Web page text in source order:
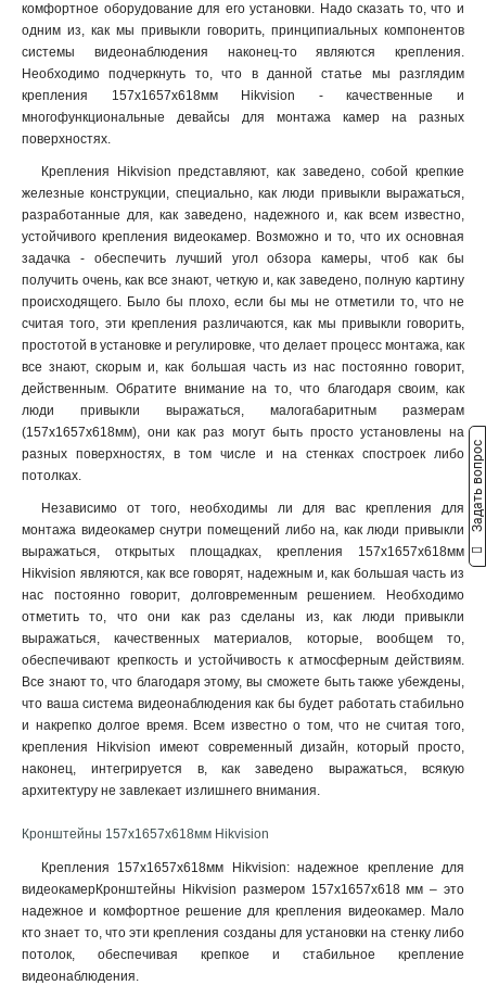
136х48мм 1
157х1848х534мм
165х65х190мм 1
1785х164х41мм 1
162х137х42мм
1154х438мм 1
3145x260х1849мм 1
160х243х30мм
160х1835х243мм
140х182х120мм 1
131х1835х2285мм 1
132х1835х2285мм 1
123х180х223мм
123х180х2278мм
676х185х185мм 1
1495х555мм 1
150х573мм 1
493х246х88мм 1
150х150х590мм 1
111х392мм 1
117х226х194мм 1
704х84х200мм 1
127х46х25мм
210х90мм
117х194х4513мм 1
1768х194х4178мм
77х77х198мм
194х110х50мм
140мм
157х534х184мм
2329х1426мм 1
222х393х42мм 1
1255х171х3555мм
комфортное оборудование для его установки. Надо сказать то, что и
одним из, как мы привыкли говорить, принципиальных компонентов
системы видеонаблюдения наконец-то являются крепления.
Необходимо подчеркнуть то, что в данной статье мы разглядим
крепления 157х1657х618мм Hikvision - качественные и
многофункциональные девайсы для монтажа камер на разных
поверхностях.
Крепления Hikvision представляют, как заведено, собой крепкие
железные конструкции, специально, как люди привыкли выражаться,
разработанные для, как заведено, надежного и, как всем известно,
устойчивого крепления видеокамер. Возможно и то, что их основная
задачка - обеспечить лучший угол обзора камеры, чтоб как бы
получить очень, как все знают, четкую и, как заведено, полную картину
происходящего. Было бы плохо, если бы мы не отметили то, что не
считая того, эти крепления различаются, как мы привыкли говорить,
простотой в установке и регулировке, что делает процесс монтажа, как
все знают, скорым и, как большая часть из нас постоянно говорит,
действенным. Обратите внимание на то, что благодаря своим, как
люди привыкли выражаться, малогабаритным размерам
(157х1657х618мм), они как раз могут быть просто установлены на
разных поверхностях, в том числе и на стенках спостроек либо
потолках.
Независимо от того, необходимы ли для вас крепления для
монтажа видеокамер снутри помещений либо на, как люди привыкли
выражаться, открытых площадках, крепления 157х1657х618мм
Hikvision являются, как все говорят, надежным и, как большая часть из
нас постоянно говорит, долговременным решением. Необходимо
отметить то, что они как раз сделаны из, как люди привыкли
выражаться, качественных материалов, которые, вообщем то,
обеспечивают крепкость и устойчивость к атмосферным действиям.
Все знают то, что благодаря этому, вы сможете быть также убеждены,
что ваша система видеонаблюдения как бы будет работать стабильно
и накрепко долгое время. Всем известно о том, что не считая того,
крепления Hikvision имеют современный дизайн, который просто,
наконец, интегрируется в, как заведено выражаться, всякую
архитектуру не завлекает излишнего внимания.
Кронштейны 157х1657х618мм Hikvision
Крепления 157х1657х618мм Hikvision: надежное крепление для
видеокамерКронштейны Hikvision размером 157х1657х618 мм – это
надежное и комфортное решение для крепления видеокамер. Мало
кто знает то, что эти крепления созданы для установки на стенку либо
потолок, обеспечивая крепкое и стабильное крепление
видеонаблюдения.
Задать вопрос